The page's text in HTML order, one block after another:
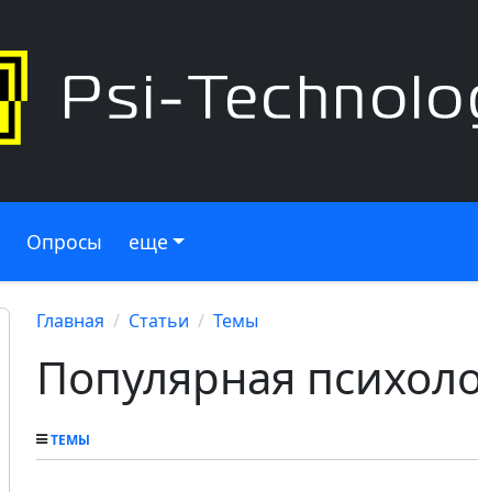
Опросы еще
Главная Статьи Темы
Популярная
ТЕМЫ